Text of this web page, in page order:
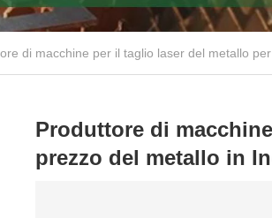
di macchine per il taglio laser del metallo
Produttore di
prezzo del metallo in